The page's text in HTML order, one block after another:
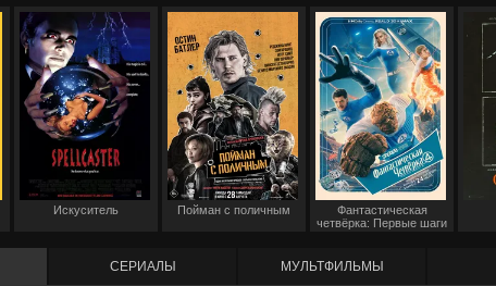
Искуситель Пойман с поличным
Фантастическая
четвёрка: Первые шаги
СЕРИАЛЫ МУЛЬТФИЛЬМЫ